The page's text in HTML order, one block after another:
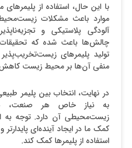
با این حال، استفاده از پلیمرهای
موارد باعث مشکلات زیست‌محیطی
آلودگی پلاستیکی و
چالش‌ها باعث شده که تحقیقات
تولید پلیمرهای زیست‌تخریب‌پذیر
منفی آن‌ها بر محیط زیست کاهش
در نهایت، انتخاب بین پلیمر
به نیاز خاص هر صنعت،
زیست‌محیطی آن دارد. توجه به این
کمک ما در ایجاد آینده‌ای پایدارتر و
استفاده از پلیمرها کمک کند.